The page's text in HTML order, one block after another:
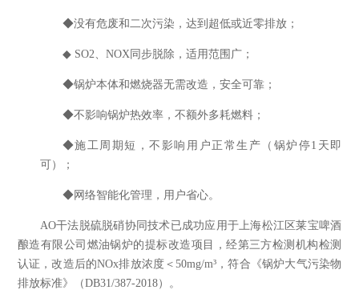
◆没有危废和二次污染，达到超低或近零排放；
◆ SO2 NOX 同步脱除，适用范围广；
◆锅炉本体和燃烧器无需改造，安全可靠；
◆不影响锅炉热效率，不额外多耗燃料；
◆施工周期短，不影响用户正常生产（锅炉停1 天即
可）；
◆网络智能化管理，用户省心。
AO干法脱硫脱硝协同技术已成功应用于上海松江区莱宝啤酒
酿造有限公司燃油锅炉的提标改造项目，经第三方检测机构检测
认证，改造后的NOx排放浓度＜50mg/m³，符合《锅炉大气污染物
排放标准》（DB31/387-2018）。